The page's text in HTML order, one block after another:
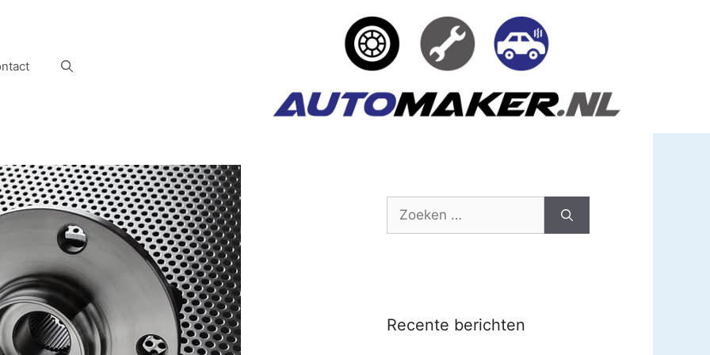
Zoek
Recente berichten